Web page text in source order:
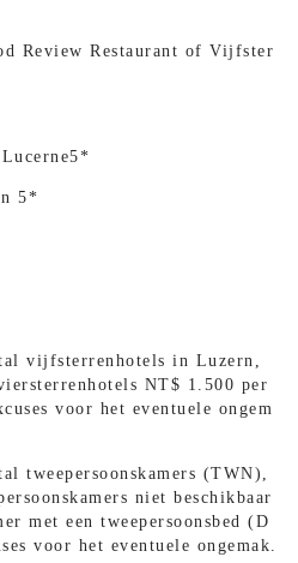
Review Restaurant of Vijfster
5*
vijfsterrenhotels in Luzern,
NT$ 1.500 per
voor het eventuele ongem
tweepersoonskamers (TWN),
niet beschikbaar
met een tweepersoonsbed (D
voor het eventuele ongemak.